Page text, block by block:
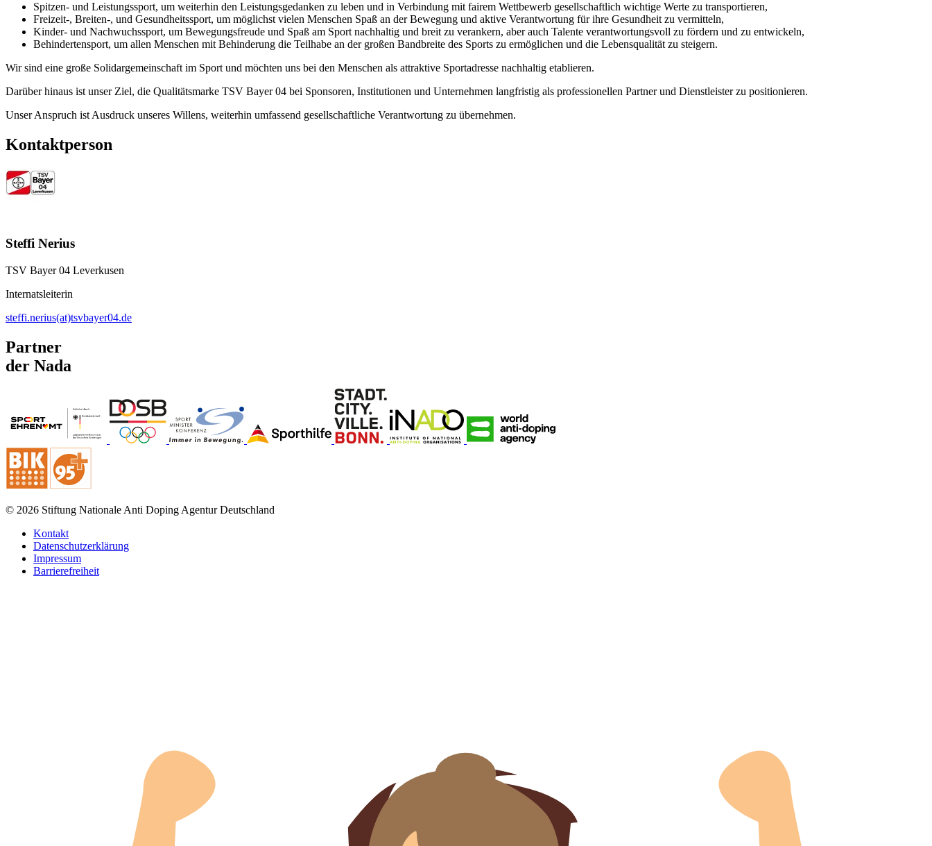
Spitzen- und Leistungssport, um weiterhin den Leistungsgedanken zu leben und in Verbindung mit fairem Wettbewerb gesellschaftlich wichtige Werte zu transportieren,
Freizeit-, Breiten-, und Gesundheitssport, um möglichst vielen Menschen Spaß an der Bewegung und aktive Verantwortung für ihre Gesundheit zu vermitteln,
Kinder- und Nachwuchssport, um Bewegungsfreude und Spaß am Sport nachhaltig und breit zu verankern, aber auch Talente verantwortungsvoll zu fördern und zu entwickeln,
Behindertensport, um allen Menschen mit Behinderung die Teilhabe an der großen Bandbreite des Sports zu ermöglichen und die Lebensqualität zu steigern.
Wir sind eine große Solidargemeinschaft im Sport und möchten uns bei den Menschen als attraktive Sportadresse nachhaltig etablieren.
Darüber hinaus ist unser Ziel, die Qualitätsmarke TSV Bayer 04 bei Sponsoren, Institutionen und Unternehmen langfristig als professionellen Partner und Dienstleister zu positionieren.
Unser Anspruch ist Ausdruck unseres Willens, weiterhin umfassend gesellschaftliche Verantwortung zu übernehmen.
Kontaktperson
Steffi Nerius
TSV Bayer 04 Leverkusen
Internatsleiterin
steffi.nerius(at)tsvbayer04.de
Partner
der Nada
© 2026 Stiftung Nationale Anti Doping Agentur Deutschland
Kontakt
Datenschutzerklärung
Impressum
Barrierefreiheit